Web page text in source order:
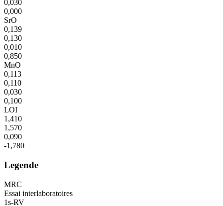
0,030
0,000
SrO
0,139
0,130
0,010
0,850
MnO
0,113
0,110
0,030
0,100
LOI
1,410
1,570
0,090
-1,780
Legende
MRC
Essai interlaboratoires
1s-RV